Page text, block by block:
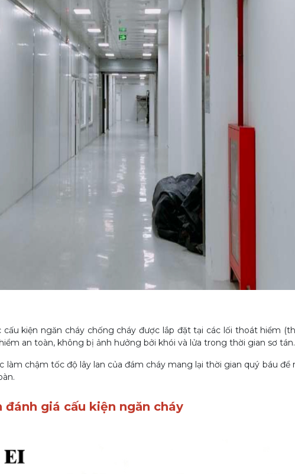
cấu kiện ngăn cháy chống cháy được lắp đặt tại các lối thoát hiểm
an toàn, không bị ảnh hưởng bởi khói và lửa trong thời gian sơ tán.
làm chậm tốc độ lây lan của đám cháy mang lại thời gian quý báu để
đánh giá cấu kiện ngăn cháy